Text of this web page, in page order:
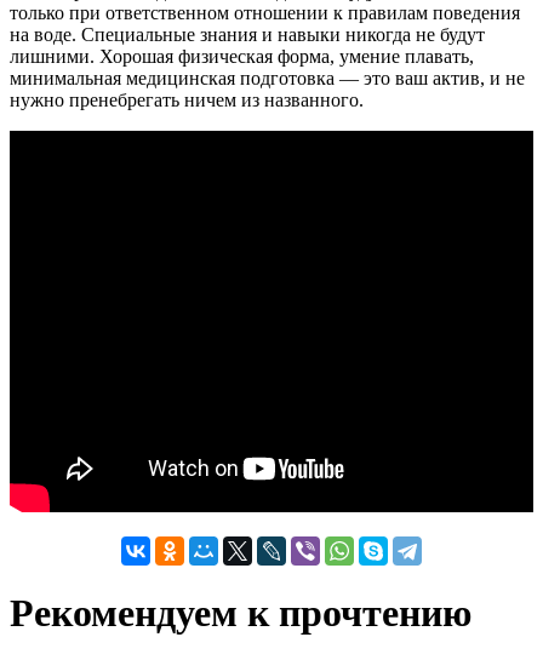
только при ответственном отношении к правилам поведения
на воде. Специальные знания и навыки никогда не будут
лишними. Хорошая физическая форма, умение плавать,
минимальная медицинская подготовка — это ваш актив, и не
нужно пренебрегать ничем из названного.
Рекомендуем к прочтению